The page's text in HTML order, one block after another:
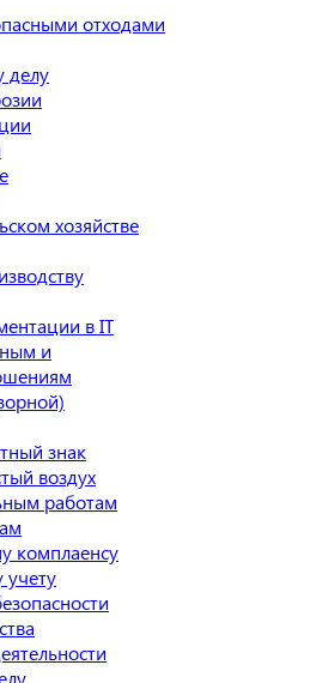
отходами
делу
хозяйстве
в IT
и
знак
воздух
работам
комплаенсу
учету